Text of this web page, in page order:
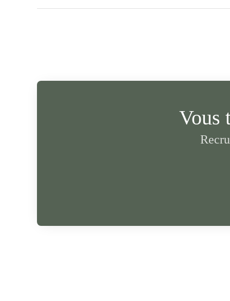
Vous